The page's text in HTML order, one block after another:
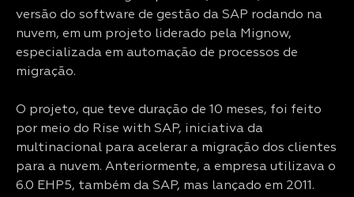
versão do software de gestão da SAP rodando na
nuvem, em um projeto liderado pela Mignow,
especializada em automação de processos de
migração.
O projeto, que teve duração de 10 meses, foi feito
por meio do Rise with SAP, iniciativa da
multinacional para acelerar a migração dos clientes
para a nuvem. Anteriormente, a empresa utilizava o
6.0 EHP5, também da SAP, mas lançado em 2011.